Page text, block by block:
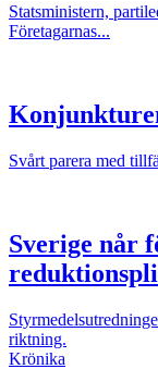
Statsministern,
Företagarnas...
Svårt parera med
Sverige når
riktning.
Krönika